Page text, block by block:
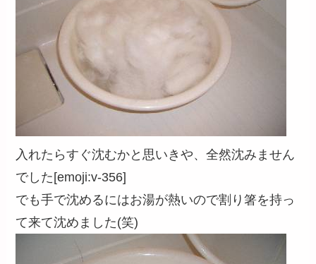
入れたらすぐ沈むかと思いきや、全然沈みません
でした[emoji:v-356]
でも手で沈めるにはお湯が熱いので割り箸を持っ
て来て沈めました(笑)